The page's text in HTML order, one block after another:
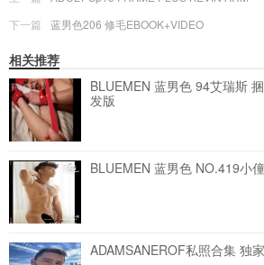
下一篇
蓝男色206 修毛EBOOK+VIDEO
相关推荐
BLUEMEN 蓝男色 94艾瑞斯
发版
BLUEMEN 蓝男色 NO.419小
ADAMSANEROF私照合集 独家